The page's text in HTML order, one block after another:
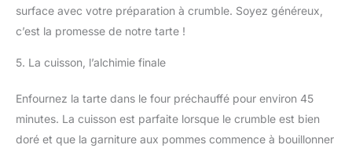
surface avec votre préparation à crumble. Soyez généreux,
c’est la promesse de notre tarte !
5. La cuisson, l’alchimie finale
Enfournez la tarte dans le four préchauffé pour environ 45
minutes. La cuisson est parfaite lorsque le crumble est bien
doré et que la garniture aux pommes commence à bouillonner